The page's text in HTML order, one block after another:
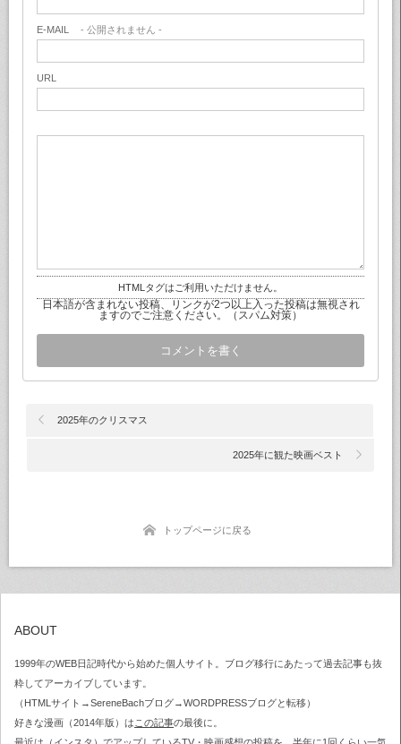
E-MAIL - 公開されません -
URL
HTMLタグはご利用いただけません。
日本語が含まれない投稿、リンクが2つ以上入った投稿は無視され
ますのでご注意ください。（スパム対策）
2025年のクリスマス
2025年に観た映画ベスト
トップページに戻る
ABOUT
1999年のWEB日記時代から始めた個人サイト。ブログ移行にあたって過去記事も抜
粋してアーカイブしています。
（HTMLサイト→SereneBachブログ→WORDPRESSブログと転移）
好きな漫画（2014年版）は この記事の最後に。